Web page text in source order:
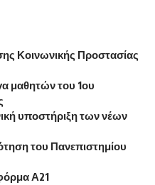
Κοινωνικής Προστασίας
μαθητών του 1ου
υποστήριξη των νέων
του Πανεπιστημίου
Α21